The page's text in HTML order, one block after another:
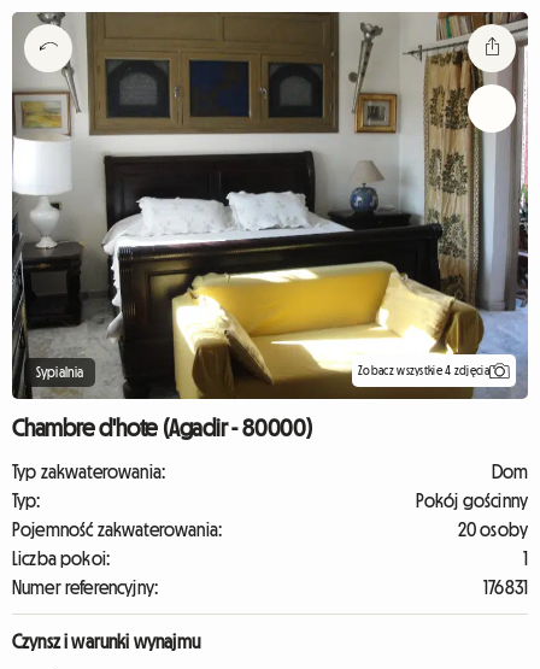
Sypialnia Zobacz wszystkie 4 zdjęcia
Chambre d'hote (Agadir - 80000)
Typ zakwaterowania:
Dom
Typ:
Pokój gościnny
Pojemność zakwaterowania:
20 osoby
Liczba pokoi:
1
Numer referencyjny:
176831
Czynsz i warunki wynajmu